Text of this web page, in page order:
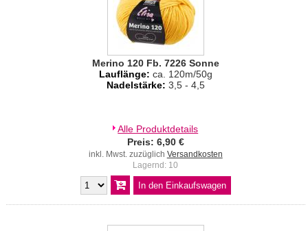
Merino 120 Fb. 7226 Sonne
Lauflänge: ca. 120m/50g
Nadelstärke: 3,5 - 4,5
Alle Produktdetails
Preis: 6,90 €
inkl. Mwst. zuzüglich Versandkosten
Lagernd: 10